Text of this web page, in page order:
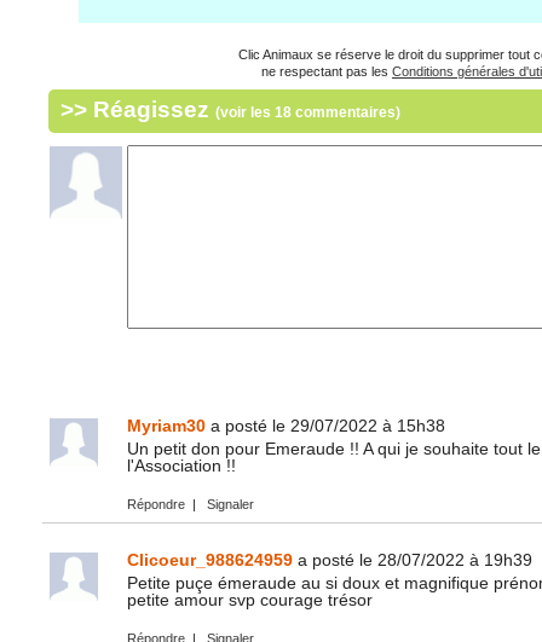
Clic Animaux se réserve le droit du supprimer tout
ne respectant pas les Conditions générales
>> Réagissez (voir les 18 commentaires)
Myriam30 a posté le 29/07/2022 à 15h38
Un petit don pour Emeraude !! A qui je souhaite tout
l'Association !!
Répondre | Signaler
Clicoeur_988624959 a posté le 28/07/2022 à 19h39
Petite puçe émeraude au si doux et magnifique
petite amour svp courage trésor
Répondre | Signaler